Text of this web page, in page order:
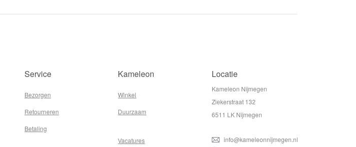
Service
Bezorgen
Retourneren
Betaling
Kameleon
Winkel
Duurzaam
Vacatures
Locatie
Kameleon Nijmegen
Ziekerstraat 132
6511 LK Nijmegen
info@kameleonnijmegen.nl